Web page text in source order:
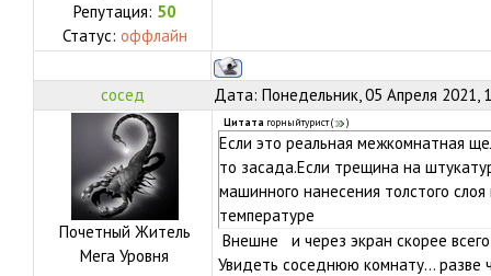
Репутация: 50
Статус: оффлайн
сосед Дата: Понедельник, 05 Апреля 2021,
Почетный Житель
Мега Уровня
Цитата горныйтурист( )
Если это реальная межкомнатная
то засада.Если трещина на
машинного нанесения толстого
температуре
Внешне и через экран скорее
Увидеть соседнюю комнату... разве